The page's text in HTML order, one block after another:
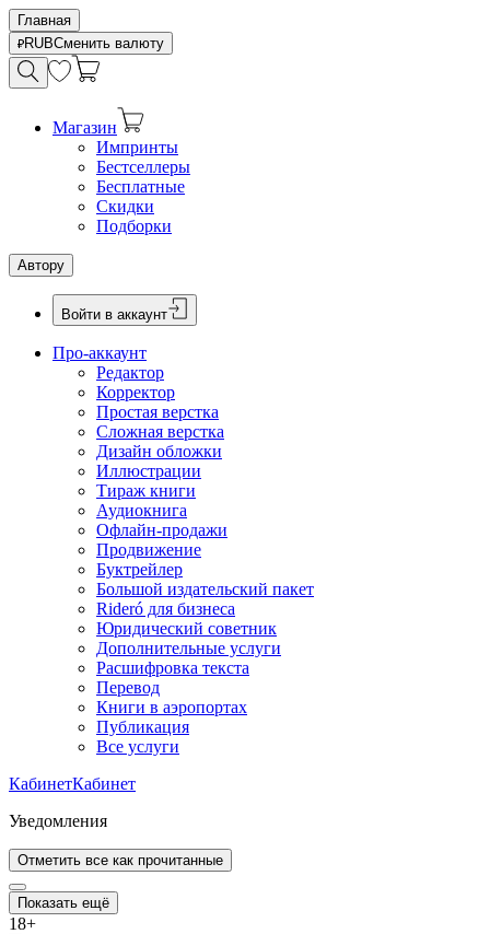
Главная
RUBСменить валюту
Магазин
Импринты
Бестселлеры
Бесплатные
Скидки
Подборки
Автору
Войти в аккаунт
Про-аккаунт
Редактор
Корректор
Простая верстка
Сложная верстка
Дизайн обложки
Иллюстрации
Тираж книги
Аудиокнига
Офлайн-продажи
Продвижение
Буктрейлер
Большой издательский пакет
Rideró для бизнеса
Юридический советник
Дополнительные услуги
Расшифровка текста
Перевод
Книги в аэропортах
Публикация
Все услуги
КабинетКабинет
Уведомления
Отметить все как прочитанные
Показать ещё
18+